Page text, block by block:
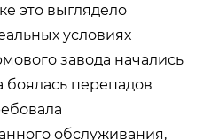
это выглядело
условиях
завода начались
перепадов
обслуживания,